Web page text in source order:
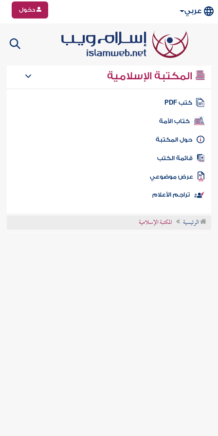
عربي دخول
المكتبة الإسلامية
كتب PDF
كتاب الأمة
المكتبة
الكتب
موضوعي
تراجم الأعلام
الرئيسية المكتبة الإسلامية